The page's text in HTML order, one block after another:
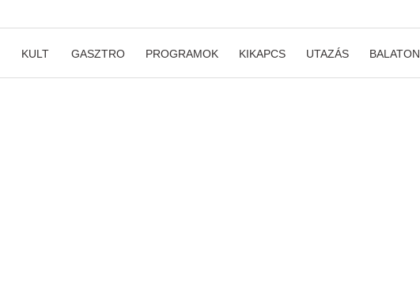
KULT GASZTRO PROGRAMOK KIKAPCS UTAZÁS BALATON